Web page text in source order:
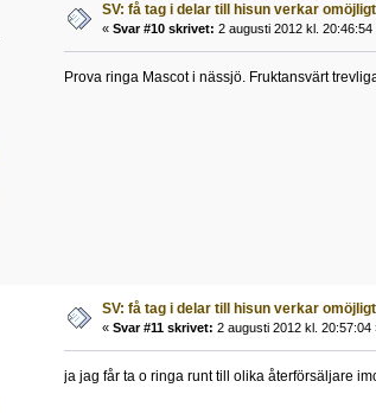
SV: få tag i delar till hisun verkar omöjligt
« Svar #10 skrivet: 2 augusti 2012 kl. 20:46:54
Prova ringa Mascot i nässjö. Fruktansvärt
SV: få tag i delar till hisun verkar omöjligt
« Svar #11 skrivet: 2 augusti 2012 kl. 20:57:04
ja jag får ta o ringa runt till olika återförsäljare